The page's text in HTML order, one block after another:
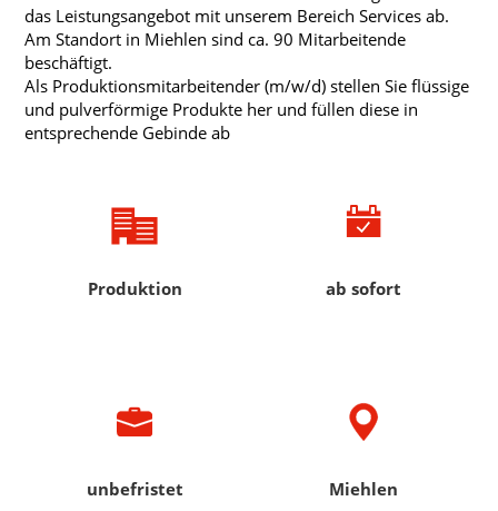
das Leistungsangebot mit unserem Bereich Services ab.
Am Standort in Miehlen sind ca. 90 Mitarbeitende
beschäftigt.
Als Produktionsmitarbeitender (m/w/d) stellen Sie flüssige
und pulverförmige Produkte her und füllen diese in
entsprechende Gebinde ab
Produktion ab sofort
unbefristet Miehlen